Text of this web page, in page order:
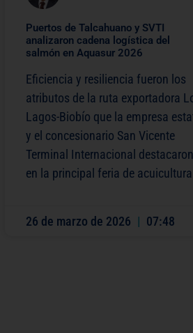
Puertos de Talcahuano y SVTI
analizaron cadena logística del
salmón en Aquasur 2026
Eficiencia y resiliencia fueron los
atributos de la ruta exportadora
Lagos-Biobío que la empresa
y el concesionario San Vicente
Terminal Internacional destacaron
en la principal feria de acuicultura
26 de marzo de 2026 07:48